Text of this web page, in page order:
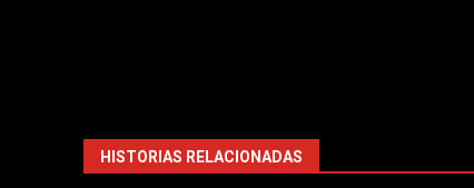
HISTORIAS RELACIONADAS